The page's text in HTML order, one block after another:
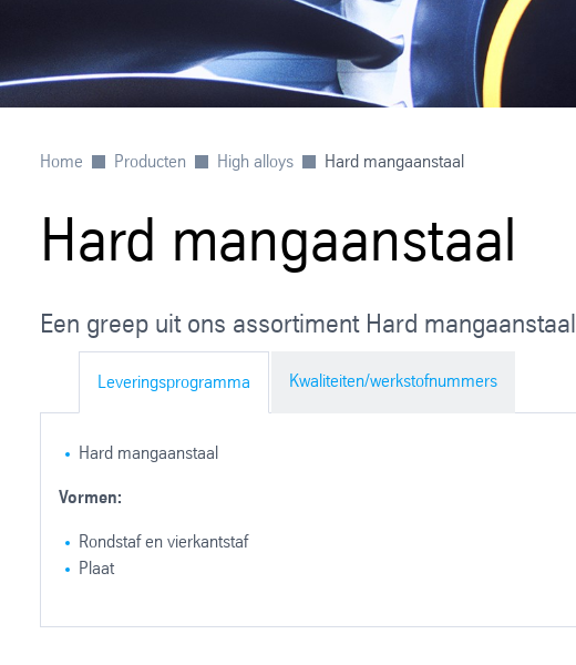
Home Producten High alloys Hard mangaanstaal
Hard mangaanstaal
Een greep uit ons assortiment Hard mangaanstaal
Leveringsprogramma Kwaliteiten/werkstofnummers
Hard mangaanstaal
Vormen:
Rondstaf en vierkantstaf
Plaat